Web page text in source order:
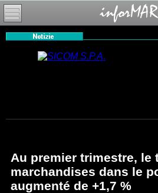
Au premier trimestre, le
marchandises dans le
augmenté de +1,7 %